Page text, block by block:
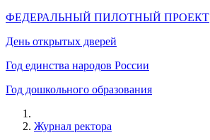
ФЕДЕРАЛЬНЫЙ ПИЛОТНЫЙ ПРОЕКТ
День открытых дверей
Год единства народов России
Год дошкольного образования
Журнал ректора